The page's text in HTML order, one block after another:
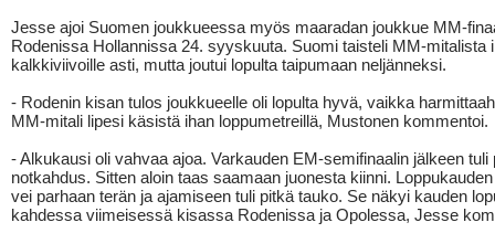
Jesse ajoi Suomen joukkueessa myös maaradan joukkue MM-
Rodenissa Hollannissa 24. syyskuuta. Suomi taisteli MM-mitalista
kalkkiviivoille asti, mutta joutui lopulta taipumaan neljänneksi.
- Rodenin kisan tulos joukkueelle oli lopulta hyvä, vaikka
MM-mitali lipesi käsistä ihan loppumetreillä, Mustonen kommentoi.
- Alkukausi oli vahvaa ajoa. Varkauden EM-semifinaalin jälkeen tuli
notkahdus. Sitten aloin taas saamaan juonesta kiinni.
vei parhaan terän ja ajamiseen tuli pitkä tauko. Se näkyi kauden
kahdessa viimeisessä kisassa Rodenissa ja Opolessa, Jesse